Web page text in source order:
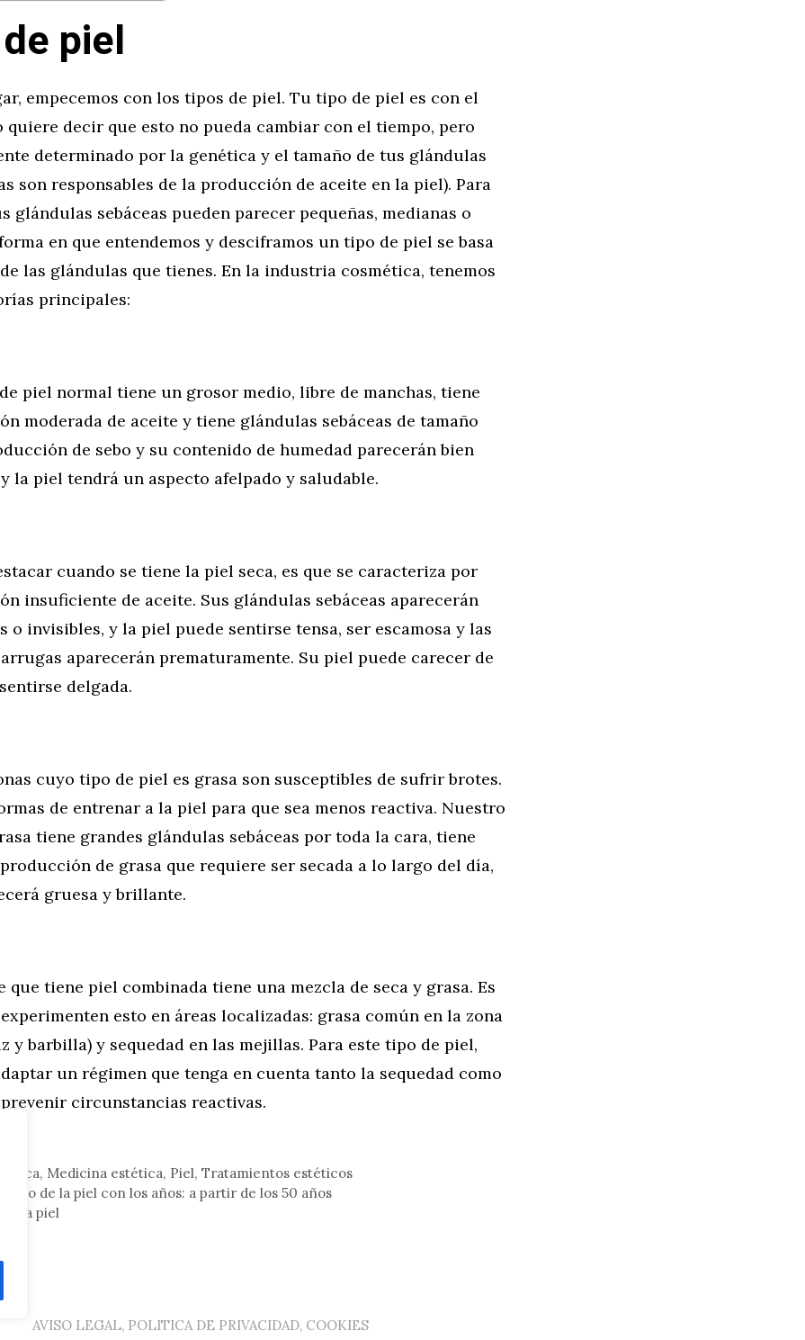
piel
empecemos con los tipos de piel. Tu tipo de piel es con el
quiere decir que esto no pueda cambiar con el tiempo, pero
determinado por la genética y el tamaño de tus glándulas
son responsables de la producción de aceite en la piel). Para
glándulas sebáceas pueden parecer pequeñas, medianas o
en que entendemos y desciframos un tipo de piel se basa
las glándulas que tienes. En la industria cosmética, tenemos
principales:
piel normal tiene un grosor medio, libre de manchas, tiene
moderada de aceite y tiene glándulas sebáceas de tamaño
de sebo y su contenido de humedad parecerán bien
la piel tendrá un aspecto afelpado y saludable.
cuando se tiene la piel seca, es que se caracteriza por
insuficiente de aceite. Sus glándulas sebáceas aparecerán
o invisibles, y la piel puede sentirse tensa, ser escamosa y las
aparecerán prematuramente. Su piel puede carecer de
delgada.
cuyo tipo de piel es grasa son susceptibles de sufrir brotes.
de entrenar a la piel para que sea menos reactiva. Nuestro
tiene grandes glándulas sebáceas por toda la cara, tiene
de grasa que requiere ser secada a lo largo del día,
gruesa y brillante.
que tiene piel combinada tiene una mezcla de seca y grasa. Es
esto en áreas localizadas: grasa común en la zona
y barbilla) y sequedad en las mejillas. Para este tipo de piel,
un régimen que tenga en cuenta tanto la sequedad como
circunstancias reactivas.
, Medicina estética, Piel,Tratamientos estéticos
de la piel con los años: a partir de los 50 años
la piel
AVISO LEGAL, POLITICA DE PRIVACIDAD, COOKIES